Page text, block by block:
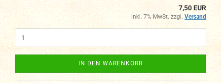
7,50 EUR
inkl. 7% MwSt. zzgl. Versand
IN DEN WARENKORB